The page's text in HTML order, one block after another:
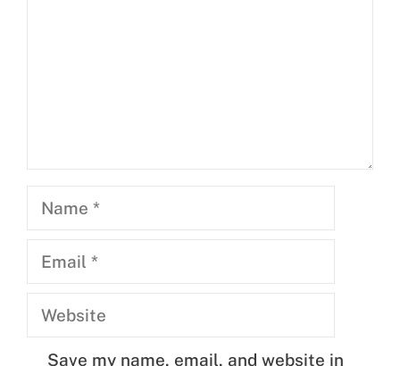
Name
Email
Website
Save my name, email, and website in